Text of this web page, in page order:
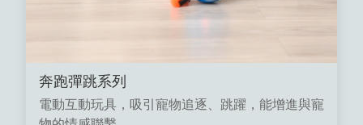
奔跑彈跳系列
電動互動玩具，吸引寵物追逐、跳躍，能增進與寵